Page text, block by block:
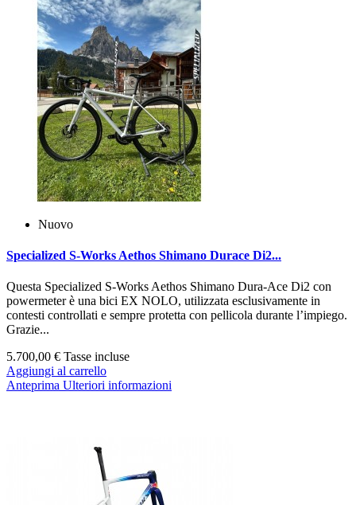
Nuovo
Specialized S-Works Aethos Shimano Durace Di2...
Questa Specialized S‑Works Aethos Shimano Dura‑Ace Di2 con
powermeter è una bici EX NOLO, utilizzata esclusivamente in
contesti controllati e sempre protetta con pellicola durante l’impiego.
Grazie...
5.700,00 € Tasse incluse
Aggiungi al carrello
Anteprima Ulteriori informazioni